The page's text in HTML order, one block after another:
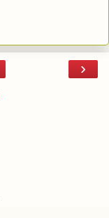
›